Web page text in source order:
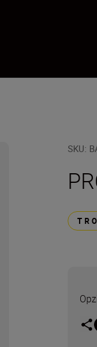
SKU: